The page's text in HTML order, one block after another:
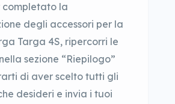
completato la
degli accessori per la
Targa 4S, ripercorri le
sezione “Riepilogo”
di aver scelto tutti gli
desideri e invia i tuoi